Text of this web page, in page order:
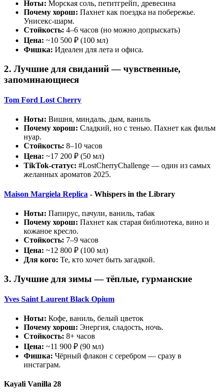
Ноты: Морская соль, петитгрейп, древесина
Почему хорош: Пахнет как поездка на побережье.
Унисекс-шарм.
Стойкость: 4–6 часов (но можно допрыскать)
Цена: ~10 500 ₽ (100 мл)
Фишка: Идеален для лета и офиса.
2. Лучшие для свиданий — чувственные,
запоминающиеся
Tom Ford Lost Cherry
Ноты: Вишня, миндаль, дым, ваниль
Почему хорош: Сладкий, но с тенью. Пахнет как фильм
нуар.
Стойкость: 8–10 часов
Цена: ~17 200 ₽ (50 мл)
TikTok-статус: #LostCherryChallenge — один из самых
желанных ароматов 2025.
Maison Margiela Replica - Whispers in the Library
Ноты: Папирус, пачули, ваниль, табак
Почему хорош: Пахнет как старая библиотека, вино и
кожаное кресло.
Стойкость: 7–9 часов
Цена: ~12 800 ₽ (100 мл)
Для кого: Те, кто хочет быть загадкой.
3. Лучшие для зимы — тёплые, гурманские
Yves Saint Laurent Black Opium
Ноты: Кофе, ваниль, белый цветок
Почему хорош: Энергия, сладость, ночь.
Стойкость: 8+ часов
Цена: ~11 900 ₽ (90 мл)
Фишка: Чёрный флакон с серебром — сразу в
инстаграм.
Kayali Vanilla 28